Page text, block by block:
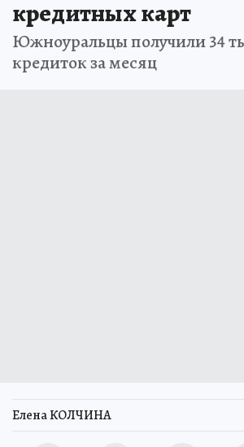
кредитных карт
Южноуральцы получили 34
кредиток за месяц
Елена КОЛЧИНА